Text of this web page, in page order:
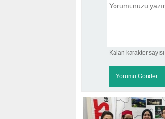
Kalan karakter sayısı